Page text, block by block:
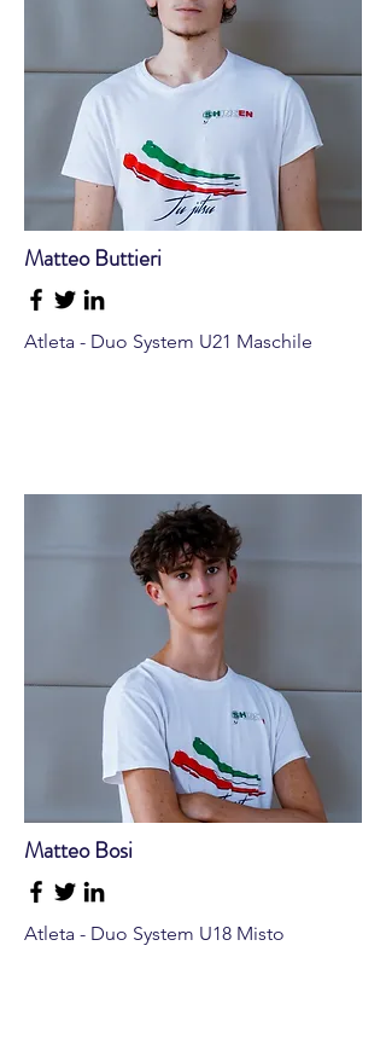
Matteo Buttieri
Atleta - Duo System U21 Maschile
Matteo Bosi
Atleta - Duo System U18 Misto